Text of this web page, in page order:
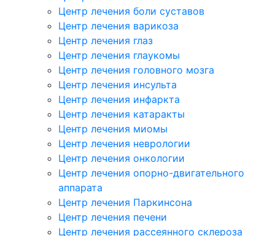
Центр лечения боли суставов
Центр лечения варикоза
Центр лечения глаз
Центр лечения глаукомы
Центр лечения головного мозга
Центр лечения инсульта
Центр лечения инфаркта
Центр лечения катаракты
Центр лечения миомы
Центр лечения неврологии
Центр лечения онкологии
Центр лечения опорно-двигательного
аппарата
Центр лечения Паркинсона
Центр лечения печени
Центр лечения рассеянного склероза